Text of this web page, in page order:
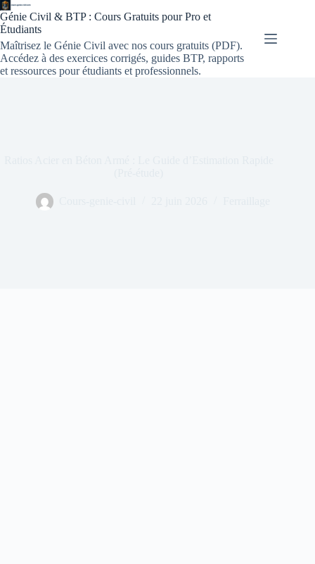
Génie Civil & BTP : Cours Gratuits pour Pro et
Étudiants
Maîtrisez le Génie Civil avec nos cours gratuits (PDF).
Accédez à des exercices corrigés, guides BTP, rapports
et ressources pour étudiants et professionnels.